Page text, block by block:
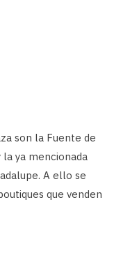
son la Fuente de
ya mencionada
A ello se
que venden